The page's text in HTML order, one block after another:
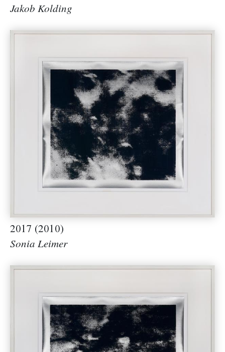
Jakob Kolding
2017 (2010)
Sonia Leimer